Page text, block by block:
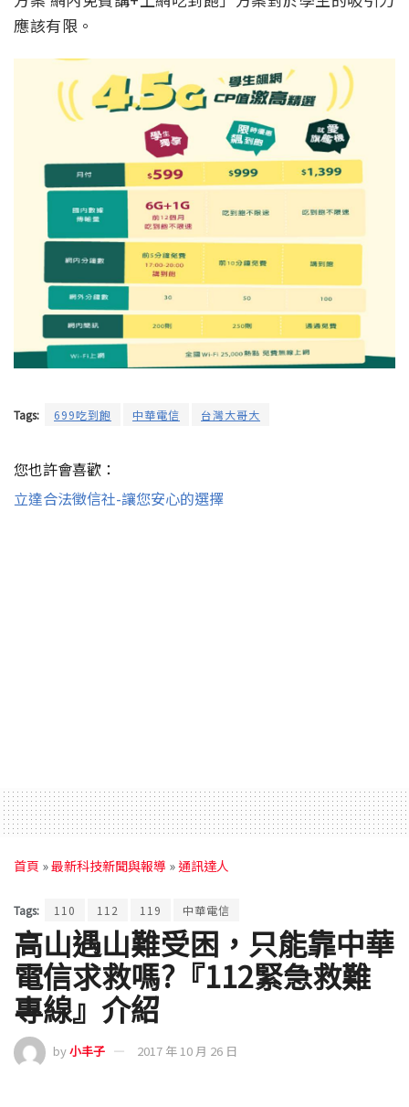
應該有限。
Tags: 699吃到飽 中華電信 台灣大哥大
您也許會喜歡：
立達合法徵信社-讓您安心的選擇
首頁 »最新科技新聞與報導 »通訊達人
Tags: 110 112 119 中華電信
高山遇山難受困，只能靠中華
電信求救嗎?『112緊急救難
專線』介紹
by小丰子 2017 年 10 月 26 日